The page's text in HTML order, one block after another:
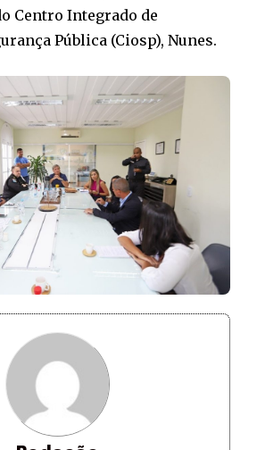
Centro Integrado de
Pública (Ciosp), Nunes.